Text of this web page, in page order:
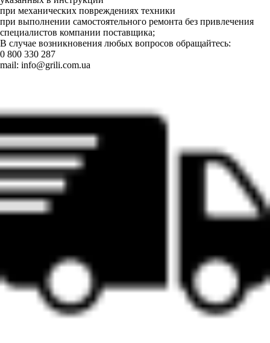
при механических повреждениях техники
при выполнении самостоятельного ремонта без привлечения
специалистов компании поставщика;
В случае возникновения любых вопросов обращайтесь:
0 800 330 287
mail: info@grili.com.ua